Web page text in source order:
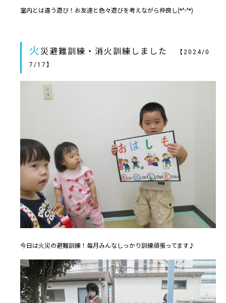
室内とは違う遊び！お友達と色々遊びを考えながら仲良し(*^-^*)
火 災避難訓練・消火訓練しました
【2024/0
7/17】
今日は火災の避難訓練！毎月みんなしっかり訓練頑張ってます♪